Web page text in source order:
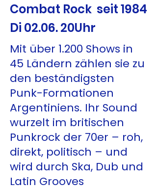
Combat Rock seit 1984
Di 02.06. 20Uhr
Mit über 1.200 Shows in
45 Ländern zählen sie zu
den beständigsten
Punk-Formationen
Argentiniens. Ihr Sound
wurzelt im britischen
Punkrock der 70er – roh,
direkt, politisch – und
wird durch Ska, Dub und
Latin Grooves